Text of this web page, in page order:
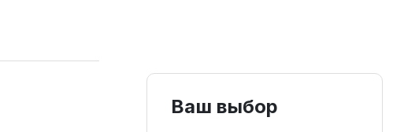
Ваш выбор